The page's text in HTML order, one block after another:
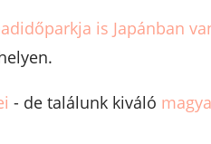
is Japánban
- de találunk kiváló